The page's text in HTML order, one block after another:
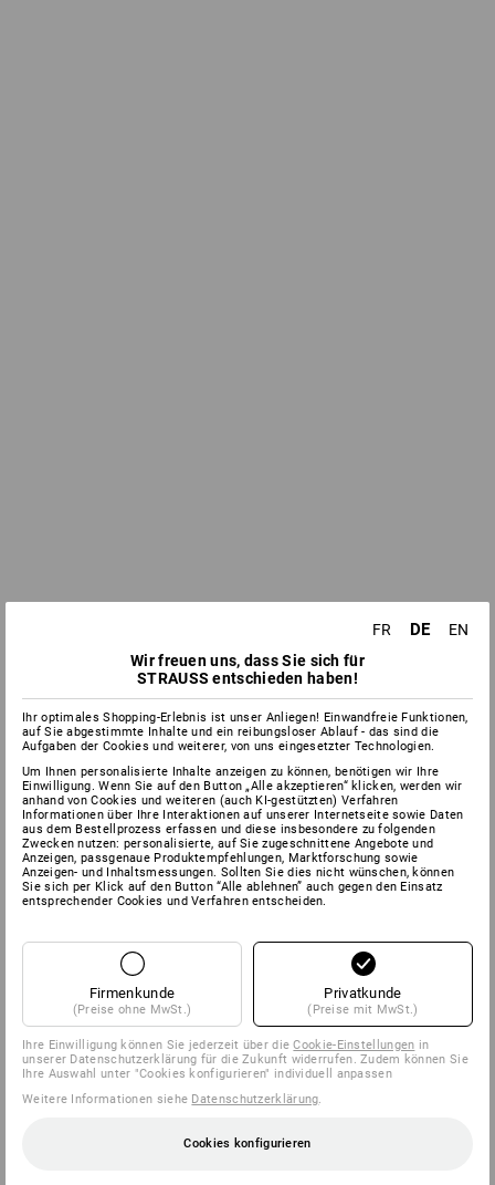
FR DE
EN
Wir freuen uns, dass Sie sich für
STRAUSS entschieden haben!
Ihr optimales Shopping-Erlebnis ist unser Anliegen! Einwandfreie Funktionen,
auf Sie abgestimmte Inhalte und ein reibungsloser Ablauf - das sind die
Aufgaben der Cookies und weiterer, von uns eingesetzter Technologien.
Um Ihnen personalisierte Inhalte anzeigen zu können, benötigen wir Ihre
Einwilligung. Wenn Sie auf den Button „Alle akzeptieren“ klicken, werden wir
anhand von Cookies und weiteren (auch KI-gestützten) Verfahren
Informationen über Ihre Interaktionen auf unserer Internetseite sowie Daten
aus dem Bestellprozess erfassen und diese insbesondere zu folgenden
Zwecken nutzen: personalisierte, auf Sie zugeschnittene Angebote und
Anzeigen, passgenaue Produktempfehlungen, Marktforschung sowie
Anzeigen- und Inhaltsmessungen. Sollten Sie dies nicht wünschen, können
Sie sich per Klick auf den Button “Alle ablehnen” auch gegen den Einsatz
entsprechender Cookies und Verfahren entscheiden.
Firmenkunde
(Preise ohne MwSt.)
Privatkunde
(Preise mit MwSt.)
Ihre Einwilligung können Sie jederzeit über dieCookie-Einstellungen in
unserer Datenschutzerklärung für die Zukunft widerrufen. Zudem können Sie
Ihre Auswahl unter "Cookies konfigurieren" individuell anpassen
Weitere Informationen siehe Datenschutzerklärung.
Cookies konfigurieren